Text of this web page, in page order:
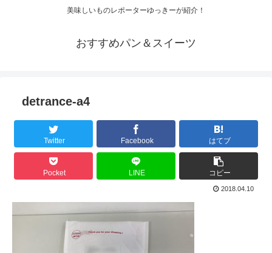
美味しいものレポーターゆっきーが紹介！
おすすめパン＆スイーツ
detrance-a4
Twitter Facebook はてブ
Pocket LINE コピー
2018.04.10